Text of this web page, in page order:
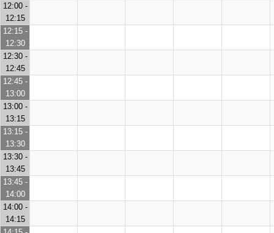
12:00 -
12:15
12:15 -
12:30
12:30 -
12:45
12:45 -
13:00
13:00 -
13:15
13:15 -
13:30
13:30 -
13:45
13:45 -
14:00
14:00 -
14:15